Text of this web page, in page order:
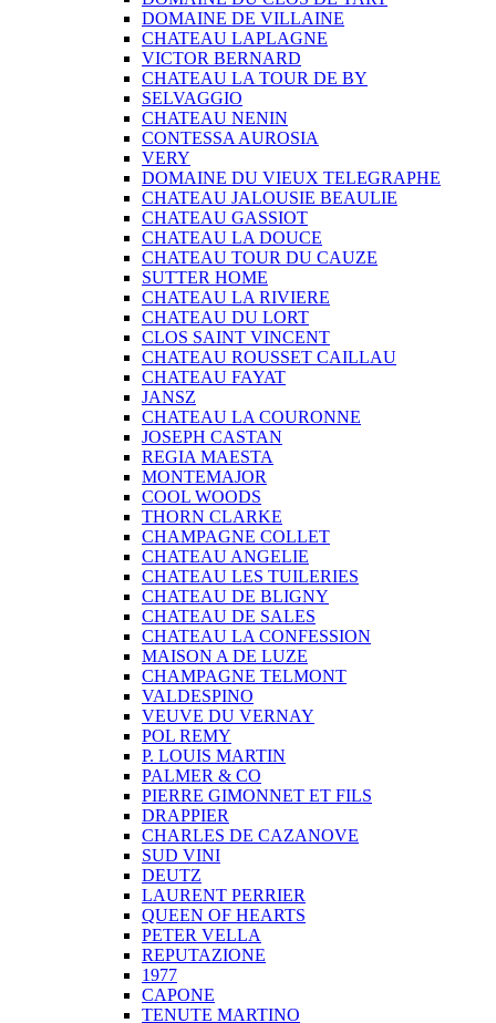
DOMAINE DE VILLAINE
CHATEAU LAPLAGNE
VICTOR BERNARD
CHATEAU LA TOUR DE BY
SELVAGGIO
CHATEAU NENIN
CONTESSA AUROSIA
VERY
DOMAINE DU VIEUX TELEGRAPHE
CHATEAU JALOUSIE BEAULIE
CHATEAU GASSIOT
CHATEAU LA DOUCE
CHATEAU TOUR DU CAUZE
SUTTER HOME
CHATEAU LA RIVIERE
CHATEAU DU LORT
CLOS SAINT VINCENT
CHATEAU ROUSSET CAILLAU
CHATEAU FAYAT
JANSZ
CHATEAU LA COURONNE
JOSEPH CASTAN
REGIA MAESTA
MONTEMAJOR
COOL WOODS
THORN CLARKE
CHAMPAGNE COLLET
CHATEAU ANGELIE
CHATEAU LES TUILERIES
CHATEAU DE BLIGNY
CHATEAU DE SALES
CHATEAU LA CONFESSION
MAISON A DE LUZE
CHAMPAGNE TELMONT
VALDESPINO
VEUVE DU VERNAY
POL REMY
P. LOUIS MARTIN
PALMER & CO
PIERRE GIMONNET ET FILS
DRAPPIER
CHARLES DE CAZANOVE
SUD VINI
DEUTZ
LAURENT PERRIER
QUEEN OF HEARTS
PETER VELLA
REPUTAZIONE
1977
CAPONE
TENUTE MARTINO